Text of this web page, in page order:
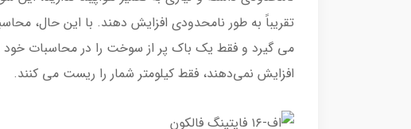
تقریباً به طور نامحدودی افزایش دهند. با این حال،
می گیرد و فقط یک باک پر از سوخت را در محاسبات خود
افزایش نمی‌دهند، فقط کیلومتر شمار را ریست می کنند.